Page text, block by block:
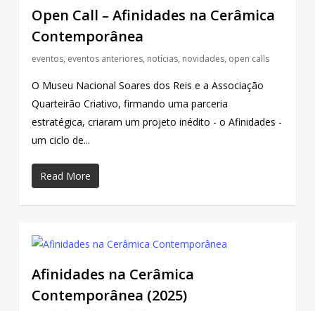
Open Call – Afinidades na Cerâmica
Contemporânea
eventos, eventos anteriores, notícias, novidades, open calls
O Museu Nacional Soares dos Reis e a Associação
Quarteirão Criativo, firmando uma parceria
estratégica, criaram um projeto inédito - o Afinidades -
um ciclo de...
Read More
Afinidades na Cerâmica
Contemporânea (2025)